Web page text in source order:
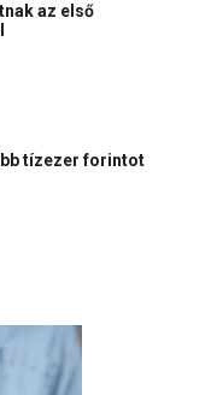
az első
tízezer forintot